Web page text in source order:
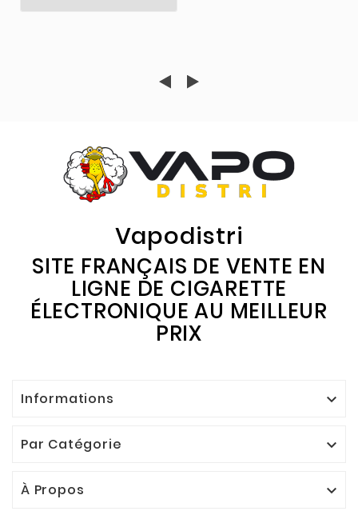
Vapodistri
SITE FRANÇAIS DE VENTE EN
LIGNE DE CIGARETTE
ÉLECTRONIQUE AU MEILLEUR
PRIX
Informations 
Par Catégorie 
À Propos 